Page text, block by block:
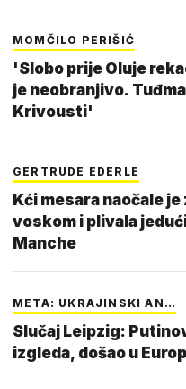
MOMČILO PERIŠIĆ
'Slobo prije Oluje
je neobranjivo.
Krivousti'
GERTRUDE EDERLE
Kći mesara naočale
voskom i plivala
Manche
META: UKRAJINSKI AN…
Slučaj Leipzig:
izgleda, došao u